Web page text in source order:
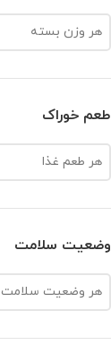
هر وزن بسته
طعم خوراک
هر طعم غذا
وضعیت سلامت
هر وضعیت سلامت